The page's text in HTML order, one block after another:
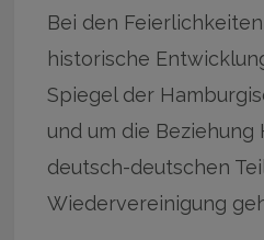
Bei den
historische
Spiegel der
und um die Beziehung
deutsch-deutschen
Wiedervereinigung